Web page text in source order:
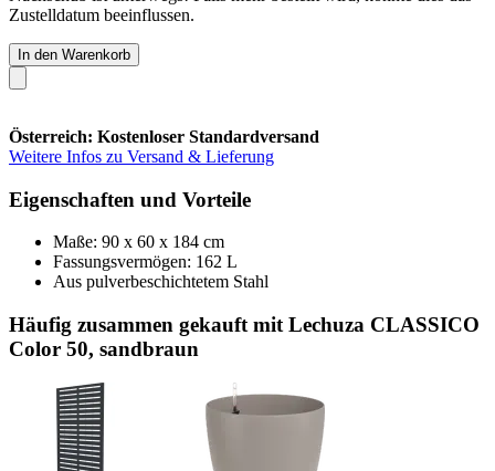
Zustelldatum beeinflussen.
In den Warenkorb
Österreich: Kostenloser Standardversand
Weitere Infos zu Versand & Lieferung
Eigenschaften und Vorteile
Maße: 90 x 60 x 184 cm
Fassungsvermögen: 162 L
Aus pulverbeschichtetem Stahl
Häufig zusammen gekauft mit Lechuza CLASSICO
Color 50, sandbraun